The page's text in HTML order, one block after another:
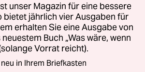
unser Magazin für eine bessere
bietet jährlich vier Ausgaben für
erhalten Sie eine Ausgabe von
Buch „Was wäre, wenn
Vorrat reicht).
in Ihrem Briefkasten